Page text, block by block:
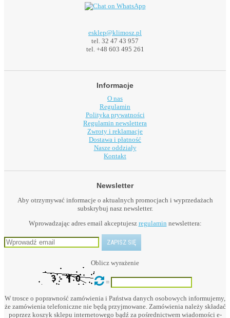
esklep@klimosz.pl
tel. 32 47 43 957
tel. +48 603 495 261
Informacje
O nas
Regulamin
Polityka prywatności
Regulamin newslettera
Zwroty i reklamacje
Dostawa i płatność
Nasze oddziały
Kontakt
Newsletter
Aby otrzymywać informacje o aktualnych promocjach i wyprzedażach
subskrybuj nasz newsletter.
Wprowadzając adres email akceptujesz regulamin newslettera:
Oblicz wyrażenie
=
W trosce o poprawność zamówienia i Państwa danych osobowych informujemy,
że zamówienia telefoniczne nie będą przyjmowane. Zamówienia należy składać
poprzez koszyk sklepu internetowego bądź za pośrednictwem wiadomości e-